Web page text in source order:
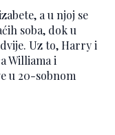
a u njoj se
soba, dok u
Uz to, Harry i
Williama i
u 20-sobnom